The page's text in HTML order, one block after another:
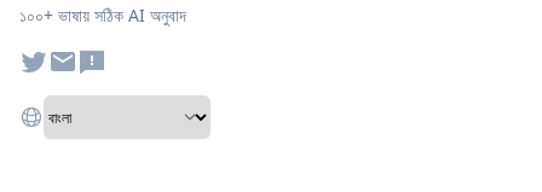
১০০+ ভাষায় সঠিক AI অনুবাদ